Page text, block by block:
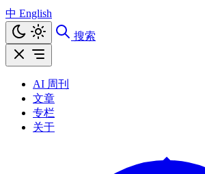
中 English
搜索
AI 周刊
文章
专栏
关于